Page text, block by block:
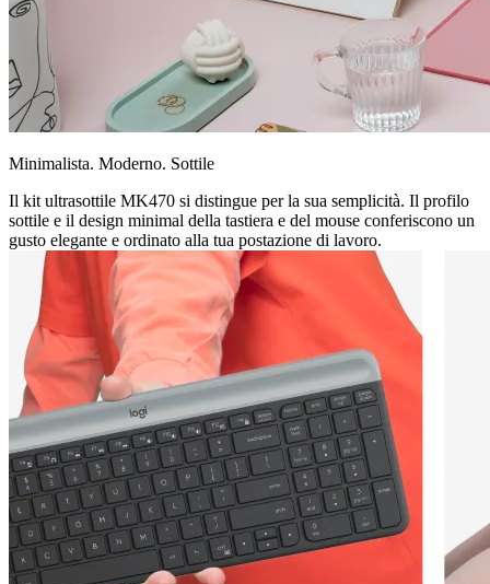
Minimalista. Moderno. Sottile
Il kit ultrasottile MK470 si distingue per la sua semplicità. Il profilo
sottile e il design minimal della tastiera e del mouse conferiscono un
gusto elegante e ordinato alla tua postazione di lavoro.